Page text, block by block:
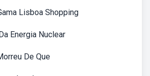
Lisboa Shopping
Energia Nuclear
De Que